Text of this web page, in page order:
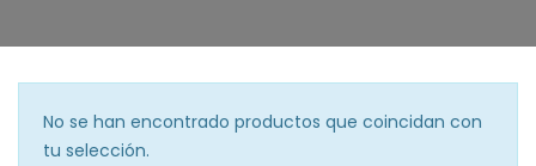
No se han encontrado productos que coincidan con
tu selección.